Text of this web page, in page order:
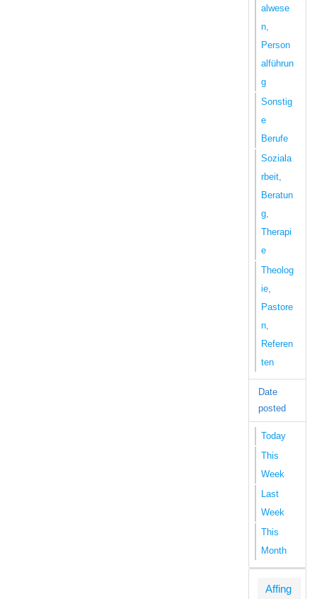
alwese
n,
Person
alführun
g
Sonstig
e
Berufe
Soziala
rbeit,
Beratun
g,
Therapi
e
Theolog
ie,
Pastore
n,
Referen
ten
Date
posted
Today
This
Week
Last
Week
This
Month
Affing